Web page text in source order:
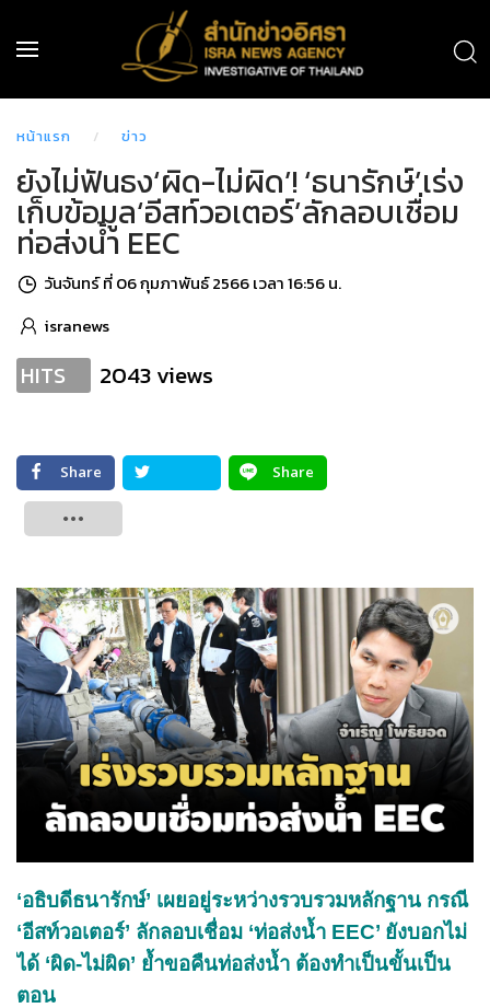
หน้าแรก ข่าว
ยังไม่ฟันธง‘ผิด-ไม่ผิด’! ‘ธนารักษ์’เร่ง
เก็บข้อมูล‘อีสท์วอเตอร์’ลักลอบเชื่อม
ท่อส่งน้ำ EEC
วันจันทร์ ที่ 06 กุมภาพันธ์ 2566 เวลา 16:56 น.
isranews
HITS 2043 views
Share
Share
‘อธิบดีธนารักษ์’ เผยอยู่ระหว่างรวบรวมหลักฐาน กรณี
‘อีสท์วอเตอร์’ ลักลอบเชื่อม ‘ท่อส่งน้ำ EEC’ ยังบอกไม่
ได้ ‘ผิด-ไม่ผิด’ ย้ำขอคืนท่อส่งน้ำ ต้องทำเป็นขั้นเป็น
ตอน